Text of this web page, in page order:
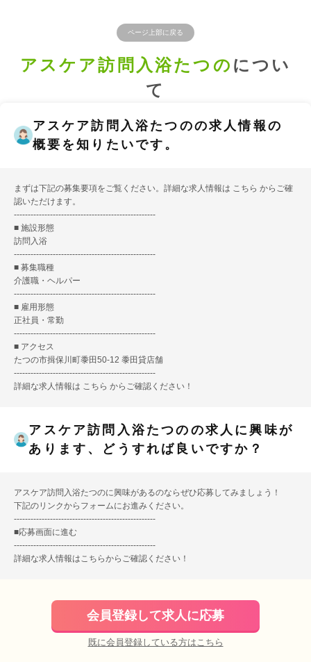
ページ上部に戻る
アスケア訪問入浴たつの につい
て
アスケア訪問入浴たつのの求人情報の
概要を知りたいです。
まずは下記の募集要項をご覧ください。詳細な求人情報は こちら からご確
認いただけます。
---------------------------------------------------
■ 施設形態
訪問入浴
---------------------------------------------------
■ 募集職種
介護職・ヘルパー
---------------------------------------------------
■ 雇用形態
正社員・常勤
---------------------------------------------------
■ アクセス
たつの市揖保川町黍田50-12 黍田貸店舗
---------------------------------------------------
詳細な求人情報は こちら からご確認ください！
アスケア訪問入浴たつのの求人に興味が
あります、どうすれば良いですか？
アスケア訪問入浴たつのに興味があるのならぜひ応募してみましょう！
下記のリンクからフォームにお進みください。
---------------------------------------------------
■応募画面に進む
---------------------------------------------------
詳細な求人情報はこちらからご確認ください！
会員登録して求人に応募
既に会員登録している方はこちら